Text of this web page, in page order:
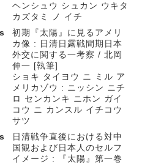
ヘンシュウ シュカン ウキタ
カズタミ ノ イチ
初期『太陽』に見るアメリ
カ像 : 日清日露戦間期日本
外交に関する一考察 / 北岡
伸一 [執筆]
ショキ タイヨウ ニ ミル ア
メリカゾウ : ニッシン ニチ
ロ センカンキ ニホン ガイ
コウ ニ カンスル イチコウ
サツ
日清戦争直後における対中
国観および日本人のセルフ
イメージ : 『太陽』第一巻